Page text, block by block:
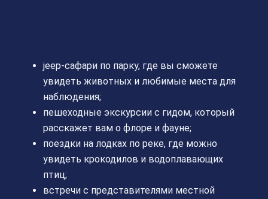
jeep-сафари по парку, где вы сможете
увидеть животных и любимые места для
наблюдения;
пешеходные экскурсии с гидом, который
расскажет вам о флоре и фауне;
поездки на лодках по реке, где можно
увидеть крокодилов и водоплавающих
птиц;
встречи с представителями местной